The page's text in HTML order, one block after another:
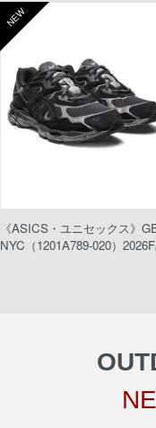
NEW
《ASICS・ユニセックス》
NYC（1201A789-020）